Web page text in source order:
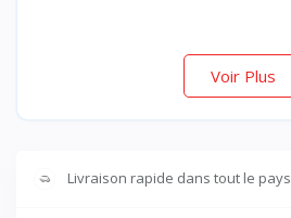
Voir Plus
Livraison rapide dans tout le pays